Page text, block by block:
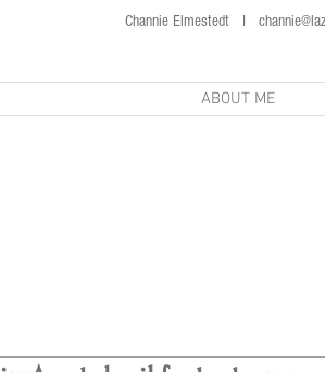
Channie Elmestedt I
ABOUT ME